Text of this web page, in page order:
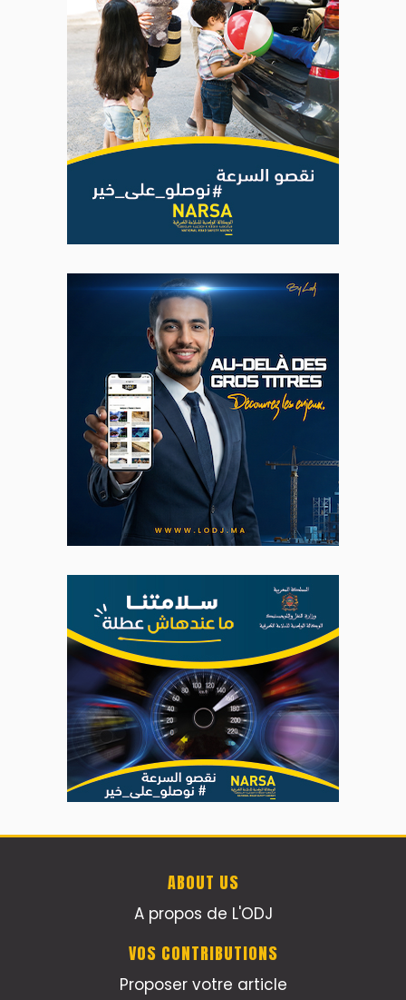
ABOUT US
A propos de L'ODJ
VOS CONTRIBUTIONS
Proposer votre article